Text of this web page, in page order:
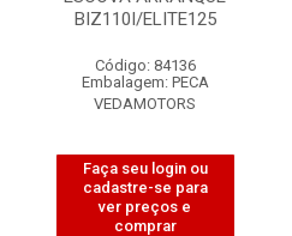
BIZ110I/ELITE125
Código: 84136
Embalagem: PECA
VEDAMOTORS
Faça seu login ou
cadastre-se para
ver preços e
comprar